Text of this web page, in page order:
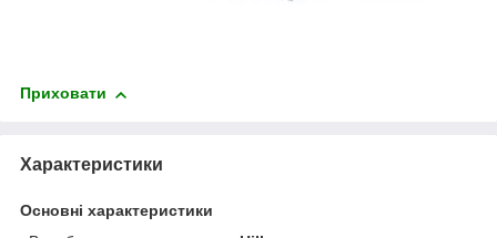
Приховати
Характеристики
Основні характеристики